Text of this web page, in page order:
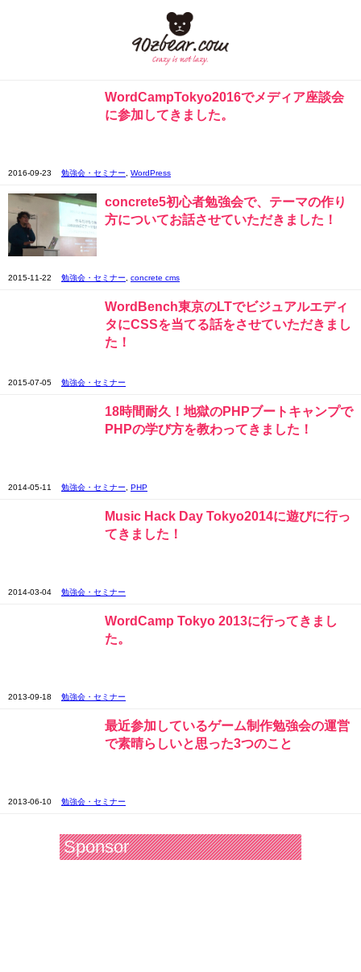
WordCampTokyo2016でメディア座談会
に参加してきました。
2016-09-23 勉強会・セミナー, WordPress
concrete5初心者勉強会で、テーマの作り
方についてお話させていただきました！
2015-11-22 勉強会・セミナー, concrete cms
WordBench東京のLTでビジュアルエディ
タにCSSを当てる話をさせていただきまし
た！
2015-07-05 勉強会・セミナー
18時間耐久！地獄のPHPブートキャンプで
PHPの学び方を教わってきました！
2014-05-11 勉強会・セミナー, PHP
Music Hack Day Tokyo2014に遊びに行っ
てきました！
2014-03-04 勉強会・セミナー
WordCamp Tokyo 2013に行ってきまし
た。
2013-09-18 勉強会・セミナー
最近参加しているゲーム制作勉強会の運営
で素晴らしいと思った3つのこと
2013-06-10 勉強会・セミナー
Sponsor